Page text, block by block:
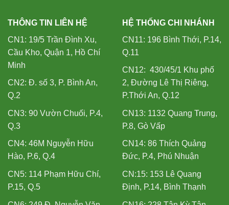
THÔNG TIN LIÊN HỆ
CN1: 19/5 Trần Đình Xu,
Cầu Kho, Quận 1, Hồ Chí
Minh
CN2: Đ. số 3, P. Bình An,
Q.2
CN3: 90 Vườn Chuối, P.4,
Q.3
CN4: 46M Nguyễn Hữu
Hào, P.6, Q.4
CN5: 114 Phạm Hữu Chí,
P.15, Q.5
HỆ THỐNG CHI NHÁNH
CN11: 196 Bình Thới, P.14,
Q.11
CN12: 430/45/1 Khu phố
2, Đường Lê Thị Riêng,
P.Thới An, Q.12
CN13: 1132 Quang Trung,
P.8, Gò Vấp
CN14: 86 Thích Quảng
Đức, P.4, Phú Nhuận
CN:15: 153 Lê Quang
Định, P.14, Bình Thạnh